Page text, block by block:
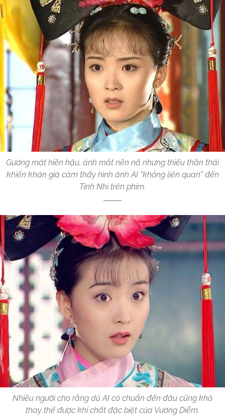
Gương mặt hiền hậu, ánh mắt nền nã nhưng thiếu thần thái
khiến khán giả cảm thấy hình ảnh AI "không liên quan" đến
Tình Nhi trên phim.
Nhiều người cho rằng dù AI có chuẩn đến đâu cũng khó
thay thế được khí chất đặc biệt của Vương Diễm.